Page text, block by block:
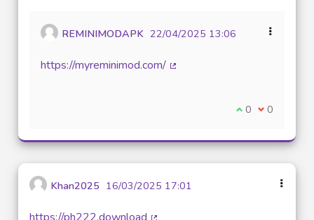
REMINIMODAPK 22/04/2025 13:06
https://myreminimod.com/
Je suis d'accord
0 Je ne suis
0
Khan2025 16/03/2025 17:01